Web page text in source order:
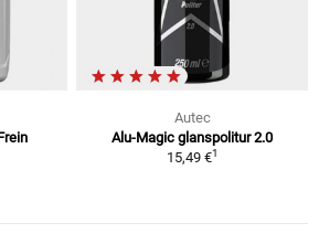
Autec
Alu-Magic glanspolitur 2.0
15,49 €1